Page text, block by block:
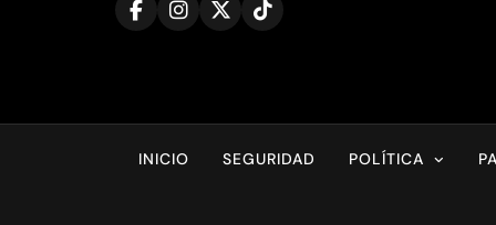
INICIO SEGURIDAD POLÍTICA